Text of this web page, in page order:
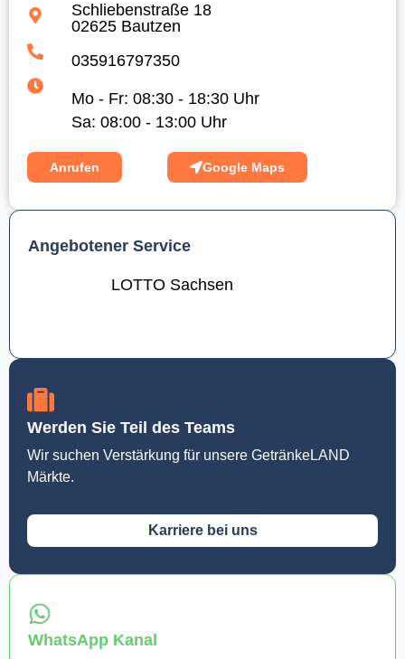
Schliebenstraße 18
02625 Bautzen
035916797350
Mo - Fr: 08:30 - 18:30 Uhr
Sa: 08:00 - 13:00 Uhr
Anrufen Google Maps
Angebotener Service
LOTTO Sachsen
Werden Sie Teil des Teams
Wir suchen Verstärkung für unsere GetränkeLAND
Märkte.
Karriere bei uns
WhatsApp Kanal